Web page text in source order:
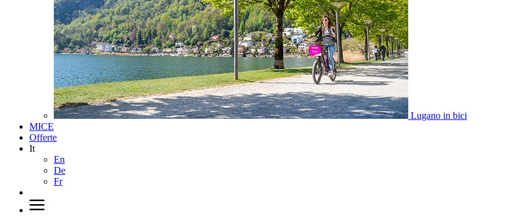
Lugano in bici
MICE
Offerte
It
En
De
Fr